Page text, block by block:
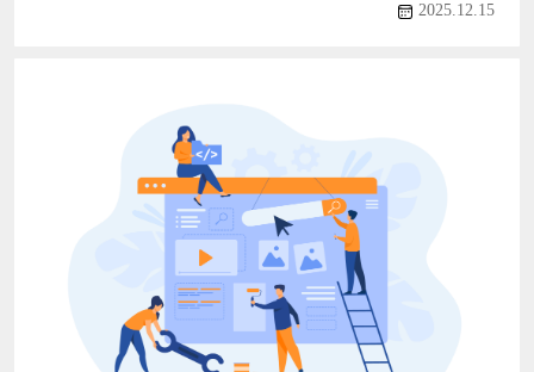
2025.12.15